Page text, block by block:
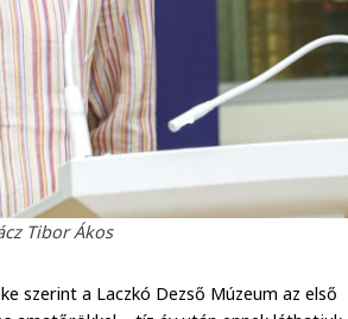
Tibor Ákos
szerint a Laczkó Dezső Múzeum az első